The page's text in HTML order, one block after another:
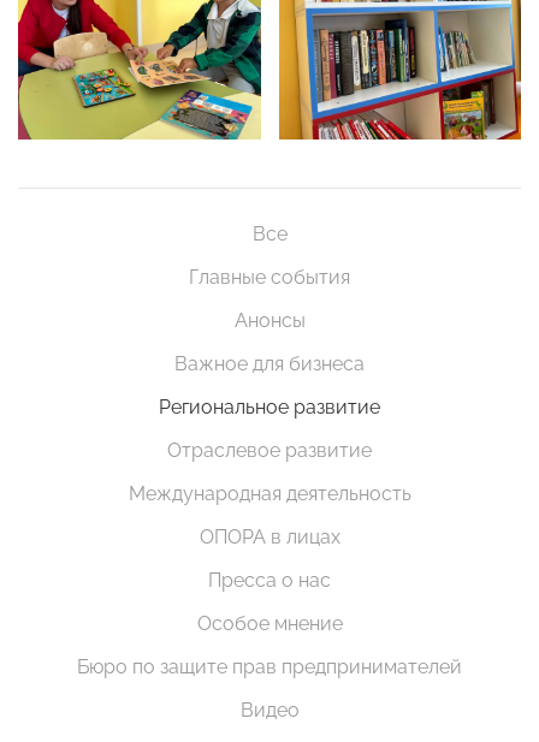
Все
Главные события
Анонсы
Важное для бизнеса
Региональное развитие
Отраслевое развитие
Международная деятельность
ОПОРА в лицах
Пресса о нас
Особое мнение
Бюро по защите прав предпринимателей
Видео